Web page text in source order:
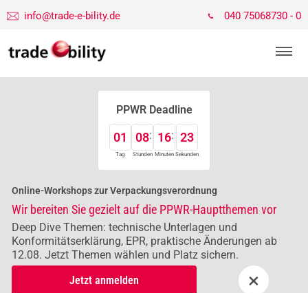
info@trade-e-bility.de 040 75068730 - 0
PPWR Deadline
01
Tag
08
Stunden
16
Minuten
22
Sekunden
Online-Workshops zur Verpackungsverordnung
Wir bereiten Sie gezielt auf die PPWR-Hauptthemen vor
Deep Dive Themen: technische Unterlagen und
Konformitätserklärung, EPR, praktische Änderungen ab
12.08. Jetzt Themen wählen und Platz sichern.
Jetzt anmelden
×